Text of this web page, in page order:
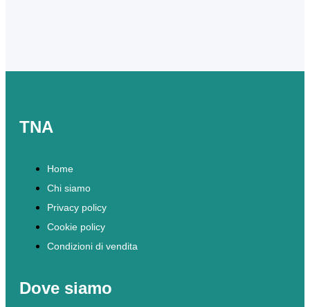
TNA
Home
Chi siamo
Privacy policy
Cookie policy
Condizioni di vendita
Dove siamo